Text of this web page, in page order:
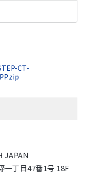
CT-
JAPAN
一丁目47番1号 18F